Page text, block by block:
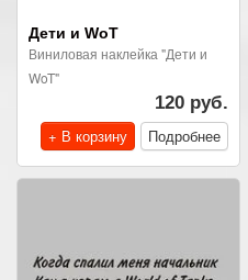
Дети и WoT
Виниловая наклейка "Дети и
WoT"
120 руб.
+ В корзину
Подробнее